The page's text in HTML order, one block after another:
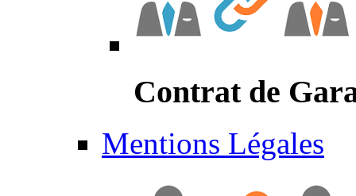
Contrat de
Mentions Légales